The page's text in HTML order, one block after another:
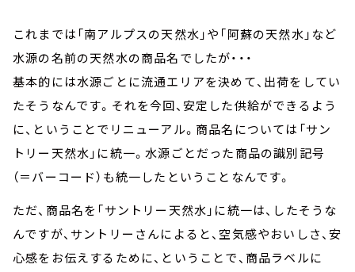
これまでは「南アルプスの天然水」や「阿蘇の天然水」など
水源の名前の天然水の商品名でしたが・・・
基本的には水源ごとに流通エリアを決めて、出荷をしてい
たそうなんです。それを今回、安定した供給ができるよう
に、ということでリニューアル。商品名については「サン
トリー天然水」に統一。水源ごとだった商品の識別記号
（＝バーコード）も統一したということなんです。
ただ、商品名を「サントリー天然水」に統一は、したそうな
んですが、サントリーさんによると、空気感やおいしさ、安
心感をお伝えするために、ということで、商品ラベルに